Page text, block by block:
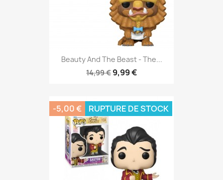
Beauty And The Beast - The...
14,99 € 9,99 €
-5,00 € RUPTURE DE STOCK